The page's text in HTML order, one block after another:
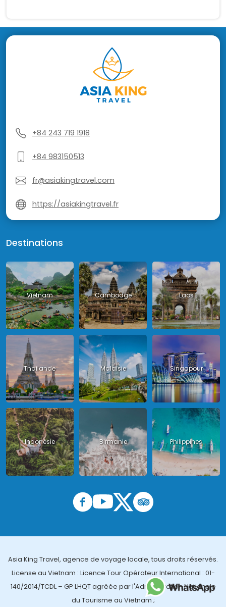
+84 243 719 1918
+84 983150513
fr@asiakingtravel.com
https://asiakingtravel.fr
Destinations
Vietnam Cambodge Laos
Thailande Malaisie Singapour
Indonésie Birmanie Philippines
Asia King Travel, agence de voyage locale, tous droits réservés.
License au Vietnam : Licence Tour Opérateur International : 01-
140/2014/TCDL – GP LHQT agréée par l'Administration Nationale
du Tourisme au Vietnam ;